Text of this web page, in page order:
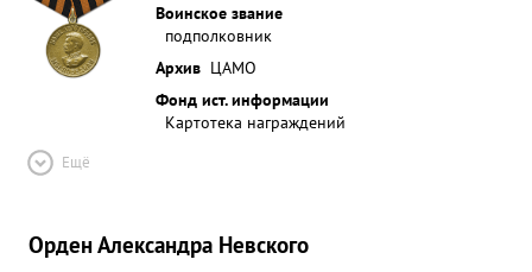
Воинское звание
подполковник
Архив ЦАМО
Фонд ист. информации
Картотека награждений
Ещё
Орден Александра Невского